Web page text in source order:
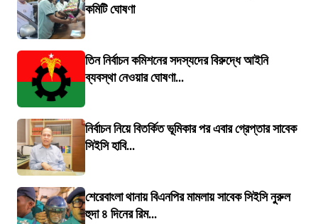
কমিটি ঘোষণা
তিন নির্বাচন কমিশনের সদস্যদের বিরুদ্ধে আইনি
ব্যবস্থা নেওয়ার ঘোষণা...
নির্বাচন নিয়ে বিতর্কিত ভূমিকার পর এবার গ্রেপ্তার সাবেক
সিইসি হাবি...
শেরেবাংলা থানায় বিএনপির মামলায় সাবেক সিইসি নুরুল
হুদা ৪ দিনের রিম...